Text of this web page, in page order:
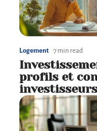
Logement 7 min read
profils et
investisseurs